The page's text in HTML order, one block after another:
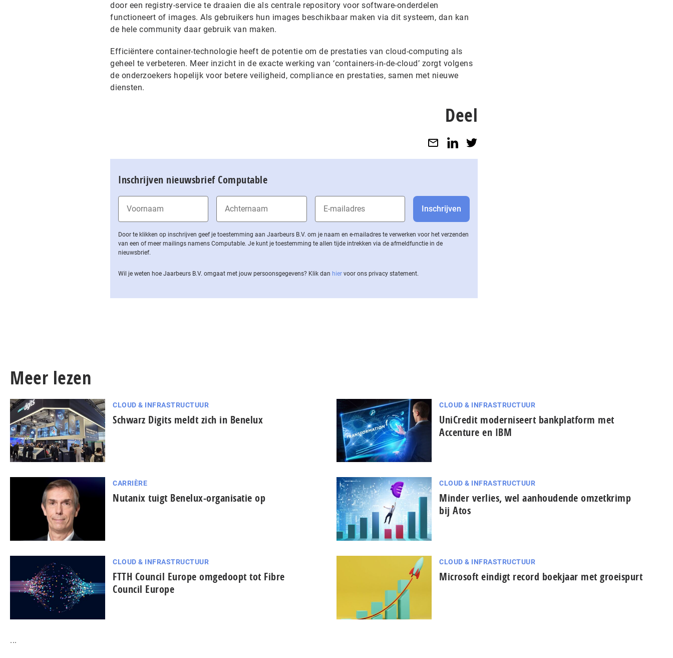
door een registry-service te draaien die als centrale repository voor software-onderdelen
functioneert of images. Als gebruikers hun images beschikbaar maken via dit systeem, dan kan
de hele community daar gebruik van maken.
Efficiëntere container-technologie heeft de potentie om de prestaties van cloud-computing als
geheel te verbeteren. Meer inzicht in de exacte werking van ‘containers-in-de-cloud’ zorgt volgens
de onderzoekers hopelijk voor betere veiligheid, compliance en prestaties, samen met nieuwe
diensten.
Deel
Inschrijven nieuwsbrief Computable
Door te klikken op inschrijven geef je toestemming aan Jaarbeurs B.V. om je naam en e-mailadres te verwerken voor het verzenden
van een of meer mailings namens Computable. Je kunt je toestemming te allen tijde intrekken via de af­meld­func­tie in de
nieuwsbrief.
Wil je weten hoe Jaarbeurs B.V. omgaat met jouw per­soons­ge­ge­vens? Klik dan hier voor ons privacy statement.
Meer lezen
CLOUD & INFRASTRUCTUUR
Schwarz Digits meldt zich in Benelux
CLOUD & INFRASTRUCTUUR
UniCredit moderniseert bankplatform met
Accenture en IBM
CARRIÈRE
Nutanix tuigt Benelux-organisatie op
CLOUD & INFRASTRUCTUUR
Minder verlies, wel aanhoudende omzetkrimp
bij Atos
CLOUD & INFRASTRUCTUUR
FTTH Council Europe omgedoopt tot Fibre
Council Europe
CLOUD & INFRASTRUCTUUR
Microsoft eindigt record boekjaar met groeispurt
...